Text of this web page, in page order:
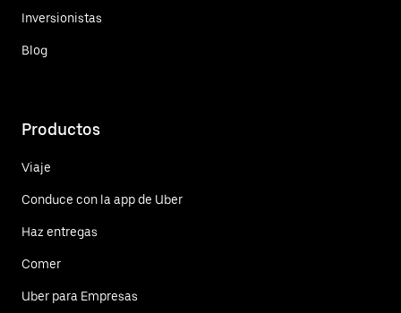
Inversionistas
Blog
Productos
Viaje
Conduce con la app de Uber
Haz entregas
Comer
Uber para Empresas